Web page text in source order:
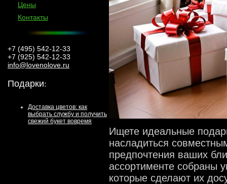
Цены
Контакты
+7 (495) 542-12-33
+7 (925) 542-12-33
info@lovenolove.ru
Подарки:
Доставка цветов: как
выбрать службу и получить
свежий букет вовремя
Ищете идеальные
насладиться
предпочтения ваших
ассортименте собраны
которые сделают их